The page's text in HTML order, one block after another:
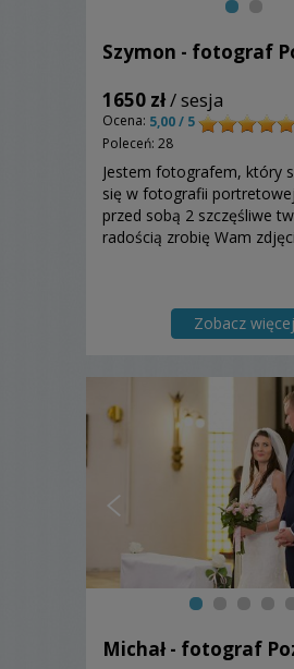
Szymon - fotograf
1650 zł/ sesja
Ocena: 5,00 / 5
Poleceń: 28
Jestem fotografem, który
się w fotografii
przed sobą 2 szczęśliwe
radością zrobię Wam
Zobacz więcej
Michał - fotograf